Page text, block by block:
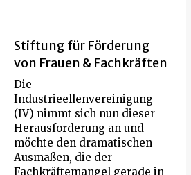
Stiftung für Förderung
von Frauen & Fachkräften
Die
Industrieellenvereinigung
(IV) nimmt sich nun dieser
Herausforderung an und
möchte den dramatischen
Ausmaßen, die der
Fachkräftemangel gerade in